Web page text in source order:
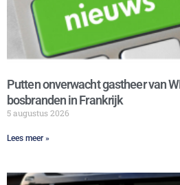
Putten onverwacht gastheer van
bosbranden in Frankrijk
5 augustus 2026
Lees meer »